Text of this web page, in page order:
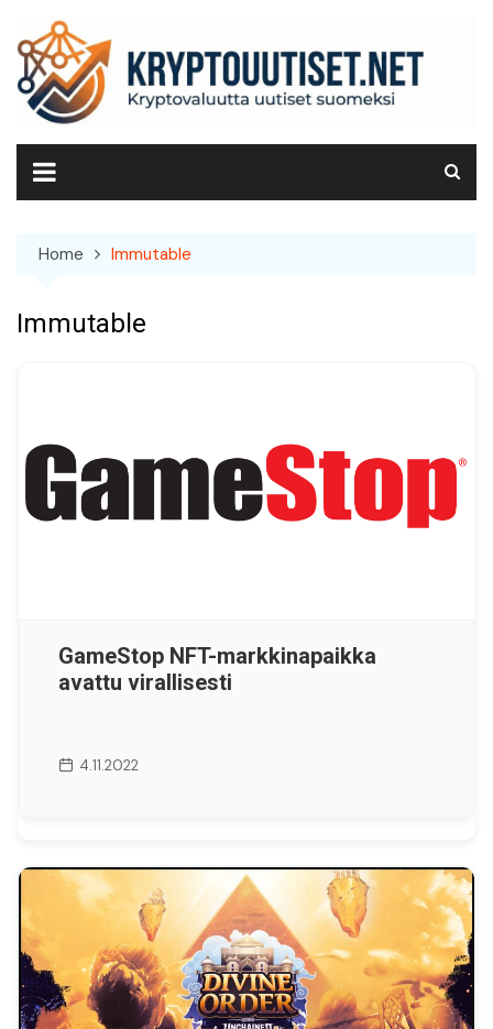
content
Home Immutable
Immutable
GameStop NFT-markkinapaikka
avattu virallisesti
4.11.2022